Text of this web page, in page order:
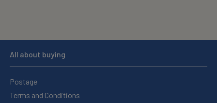
All about buying
Postage
Terms and Conditions